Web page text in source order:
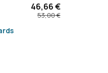
46,66 €
53,00 €